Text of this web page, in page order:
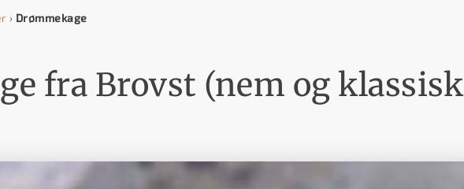
› Drømmekage
fra Brovst (nem og klassisk